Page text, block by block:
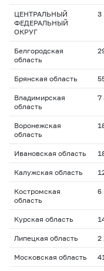
ЦЕНТРАЛЬНЫЙ
ФЕДЕРАЛЬНЫЙ
ОКРУГ
3
Белгородская
область
Брянская область
Владимирская
область
7
Воронежская
область
Ивановская область
Калужская область
Костромская
область
6
Курская область
Липецкая область 2
Московская область